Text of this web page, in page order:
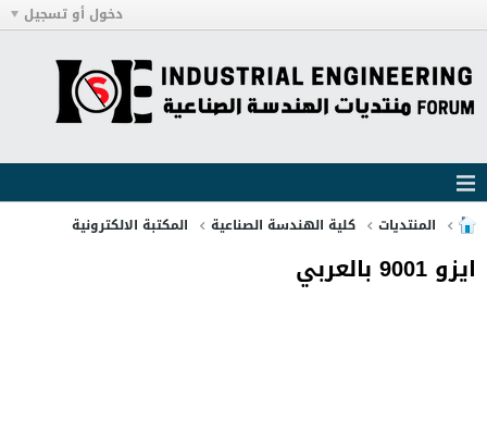
دخول أو تسجيل
المنتديات كلية الهندسة الصناعية المكتبة الالكترونية
ايزو 9001 بالعربي